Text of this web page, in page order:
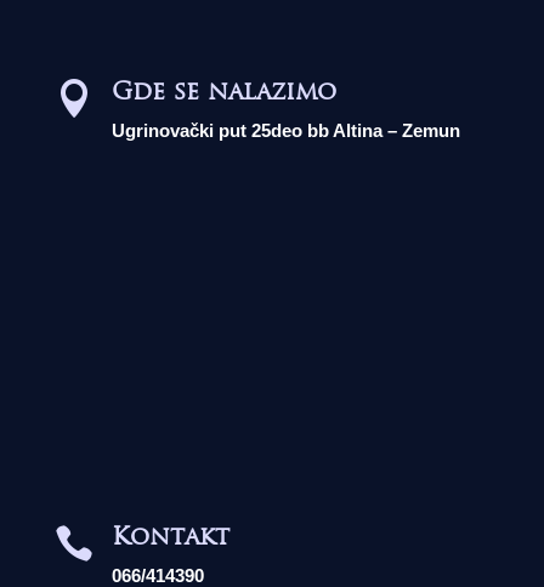
 Gde se nalazimo
Ugrinovački put 25deo bb Altina – Zemun
 Kontakt
066/414390